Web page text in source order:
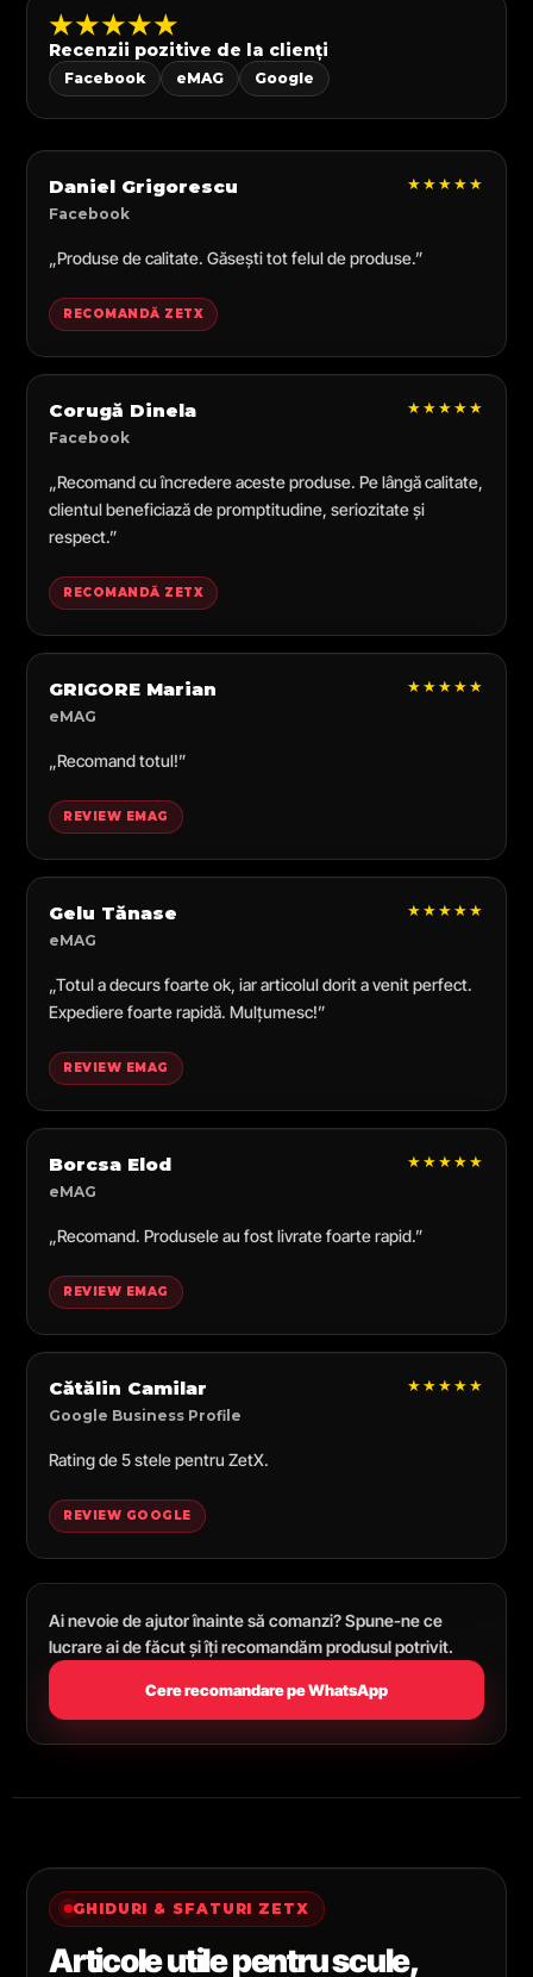
★★★★★
Recenzii pozitive de la clienți
Facebook eMAG Google
Daniel Grigorescu
Facebook
★★★★★
„Produse de calitate. Găsești tot felul de produse.”
RECOMANDĂ ZETX
Corugă Dinela
Facebook
★★★★★
„Recomand cu încredere aceste produse. Pe lângă calitate,
clientul beneficiază de promptitudine, seriozitate și
respect.”
RECOMANDĂ ZETX
GRIGORE Marian
eMAG
★★★★★
„Recomand totul!”
REVIEW EMAG
Gelu Tănase
eMAG
★★★★★
„Totul a decurs foarte ok, iar articolul dorit a venit perfect.
Expediere foarte rapidă. Mulțumesc!”
REVIEW EMAG
Borcsa Elod
eMAG
★★★★★
„Recomand. Produsele au fost livrate foarte rapid.”
REVIEW EMAG
Cătălin Camilar
Google Business Profile
★★★★★
Rating de 5 stele pentru ZetX.
REVIEW GOOGLE
Ai nevoie de ajutor înainte să comanzi? Spune-ne ce
lucrare ai de făcut și îți recomandăm produsul potrivit.
Cere recomandare pe WhatsApp
GHIDURI & SFATURI ZETX
Articole utile pentru scule,